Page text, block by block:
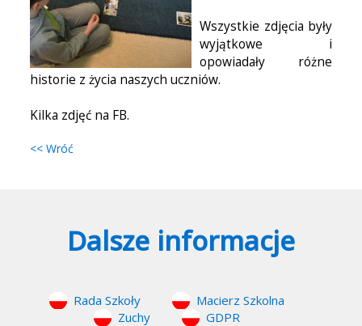
Wszystkie zdjęcia były
wyjątkowe i
opowiadały różne
historie z życia naszych uczniów.
Kilka zdjęć na FB.
<< Wróć
Dalsze informacje
Rada Szkoły
Macierz Szkolna
Zuchy
GDPR